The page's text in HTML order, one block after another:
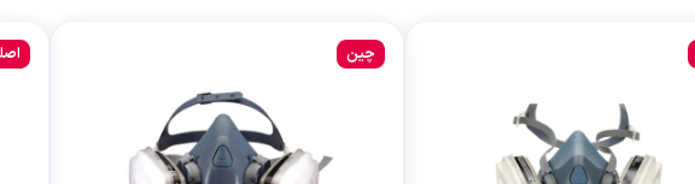
پیستوله برقی سندبلاست بادی
چین